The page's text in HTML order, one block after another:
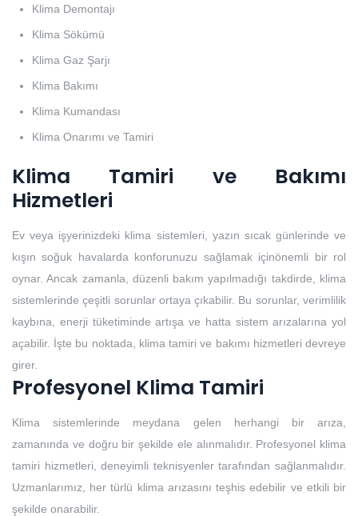
Klima Demontajı
Klima Sökümü
Klima Gaz Şarjı
Klima Bakımı
Klima Kumandası
Klima Onarımı ve Tamiri
Klima Tamiri ve Bakımı
Hizmetleri
Ev veya işyerinizdeki klima sistemleri, yazın sıcak günlerinde ve
kışın soğuk havalarda konforunuzu sağlamak içinönemli bir rol
oynar. Ancak zamanla, düzenli bakım yapılmadığı takdirde, klima
sistemlerinde çeşitli sorunlar ortaya çıkabilir. Bu sorunlar, verimlilik
kaybına, enerji tüketiminde artışa ve hatta sistem arızalarına yol
açabilir. İşte bu noktada, klima tamiri ve bakımı hizmetleri devreye
girer.
Profesyonel Klima Tamiri
Klima sistemlerinde meydana gelen herhangi bir arıza,
zamanında ve doğru bir şekilde ele alınmalıdır. Profesyonel klima
tamiri hizmetleri, deneyimli teknisyenler tarafından sağlanmalıdır.
Uzmanlarımız, her türlü klima arızasını teşhis edebilir ve etkili bir
şekilde onarabilir.